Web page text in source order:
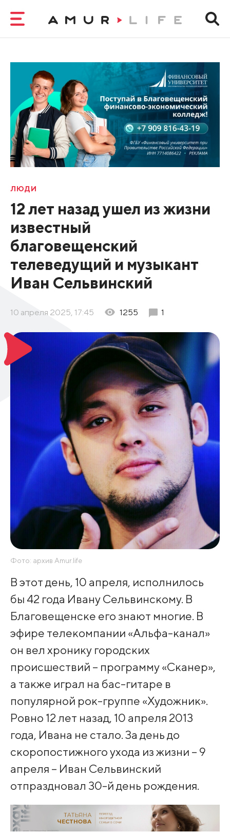
ЛЮДИ
12 лет назад ушел из жизни
известный
благовещенский
телеведущий и музыкант
Иван Сельвинский
10 апреля 2025, 17:45 1255 1
Фото: архив Amur.life
В этот день, 10 апреля, исполнилось
бы 42 года Ивану Сельвинскому. В
Благовещенске его знают многие. В
эфире телекомпании «Альфа-канал»
он вел хронику городских
происшествий – программу «Сканер»,
а также играл на бас-гитаре в
популярной рок-группе «Художник».
Ровно 12 лет назад, 10 апреля 2013
года, Ивана не стало. За день до
скоропостижного ухода из жизни – 9
апреля – Иван Сельвинский
отпраздновал 30-й день рождения.